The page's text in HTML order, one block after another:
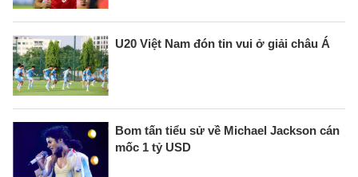
U20 Việt Nam đón tin vui ở giải châu Á
Bom tấn tiểu sử về Michael Jackson cán
mốc 1 tỷ USD